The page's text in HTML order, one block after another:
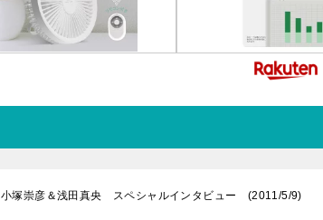
小塚崇彦＆浅田真央 スペシャルインタビュー (2011/5/9)